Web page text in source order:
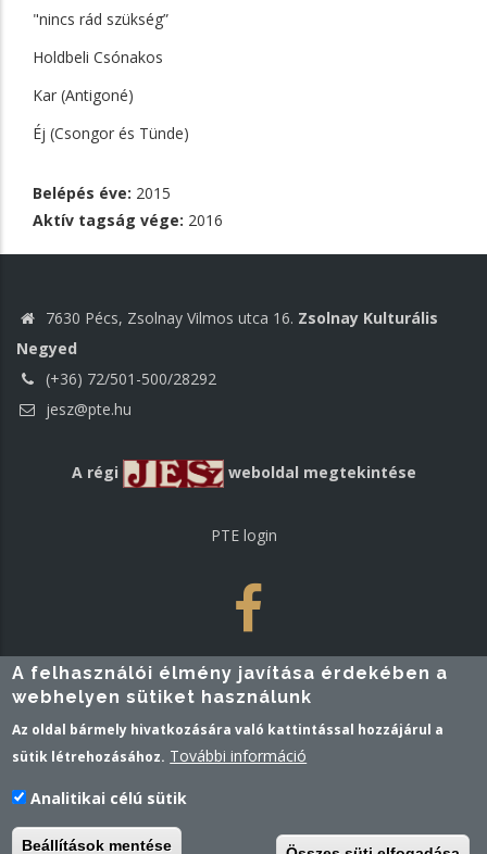
"nincs rád szükség”
Holdbeli Csónakos
Kar (Antigoné)
Éj (Csongor és Tünde)
Belépés éve: 2015
Aktív tagság vége: 2016
7630 Pécs, Zsolnay Vilmos utca 16. Zsolnay Kulturális
Negyed
(+36) 72/501-500/28292
jesz@pte.hu
A régi weboldal megtekintése
PTE login
Pécsi Tudományegyetem | Kancellária |Informatikai és
A felhasználói élmény javítása érdekében a
webhelyen sütiket használunk
Az oldal bármely hivatkozására való kattintással hozzájárul a
sütik létrehozásához. További információ
Analitikai célú sütik
Beállítások mentése